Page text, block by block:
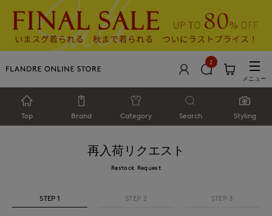
2
メニュー
Top Brand Category Search Styling
再入荷リクエスト
Restock Request
STEP 1 STEP 2 STEP 3